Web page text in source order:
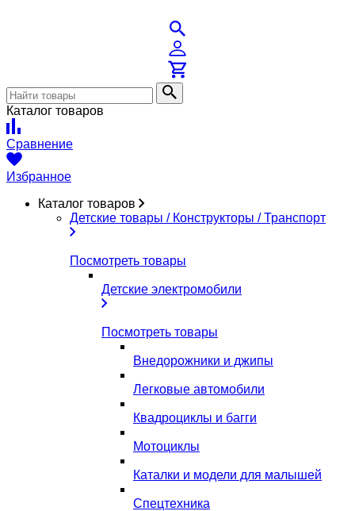
Каталог товаров
Сравнение
Избранное
Каталог товаров
Детские товары / Конструкторы / Транспорт
Посмотреть товары
Детские электромобили
Посмотреть товары
Внедорожники и джипы
Легковые автомобили
Квадроциклы и багги
Мотоциклы
Каталки и модели для малышей
Спецтехника